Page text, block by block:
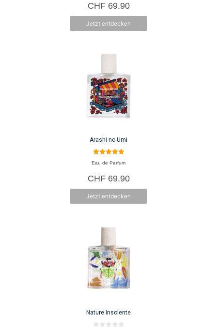
n
5
CHF69.90
Jetzt entdecken
Arashi no Umi
5.00
von 5
Eau de Parfum
CHF69.90
Jetzt entdecken
Nature Insolente